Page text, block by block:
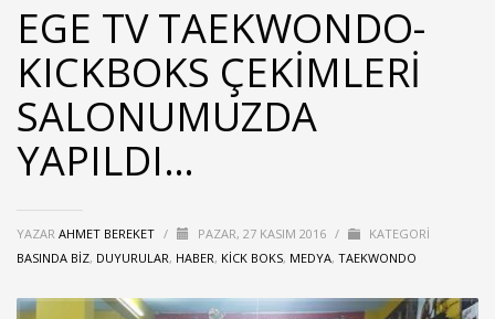
EGE TV TAEKWONDO-
KICKBOKS ÇEKİMLERİ
SALONUMUZDA
YAPILDI…
YAZAR AHMET BEREKET / PAZAR, 27 KASIM 2016 /
KATEGORI
BASINDA BIZ, DUYURULAR, HABER, KICK BOKS, MEDYA, TAEKWONDO